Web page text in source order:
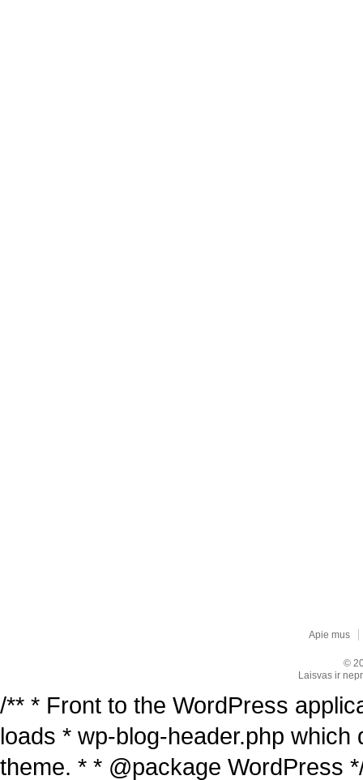
Apie mus
©
Laisvas ir
/** * Front to the WordPress
loads * wp-blog-header.php
theme. * * @package WordPress